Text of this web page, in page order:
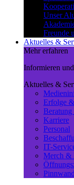
Unser
Freunde
Aktuelles &
Mehr erfahren
Informieren
Aktuelles &
Erfolge
Karriere
Personal
IT-
Merch &
Pinnwand